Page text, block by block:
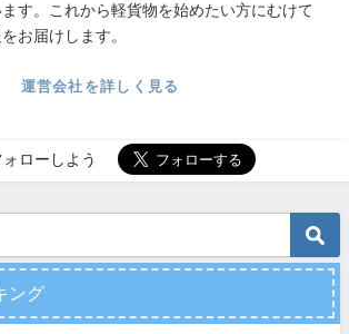
す。これから軽貨物を始めたい方にむけて
お届けします。
運営会社を詳しく見る
ローしよう
ング